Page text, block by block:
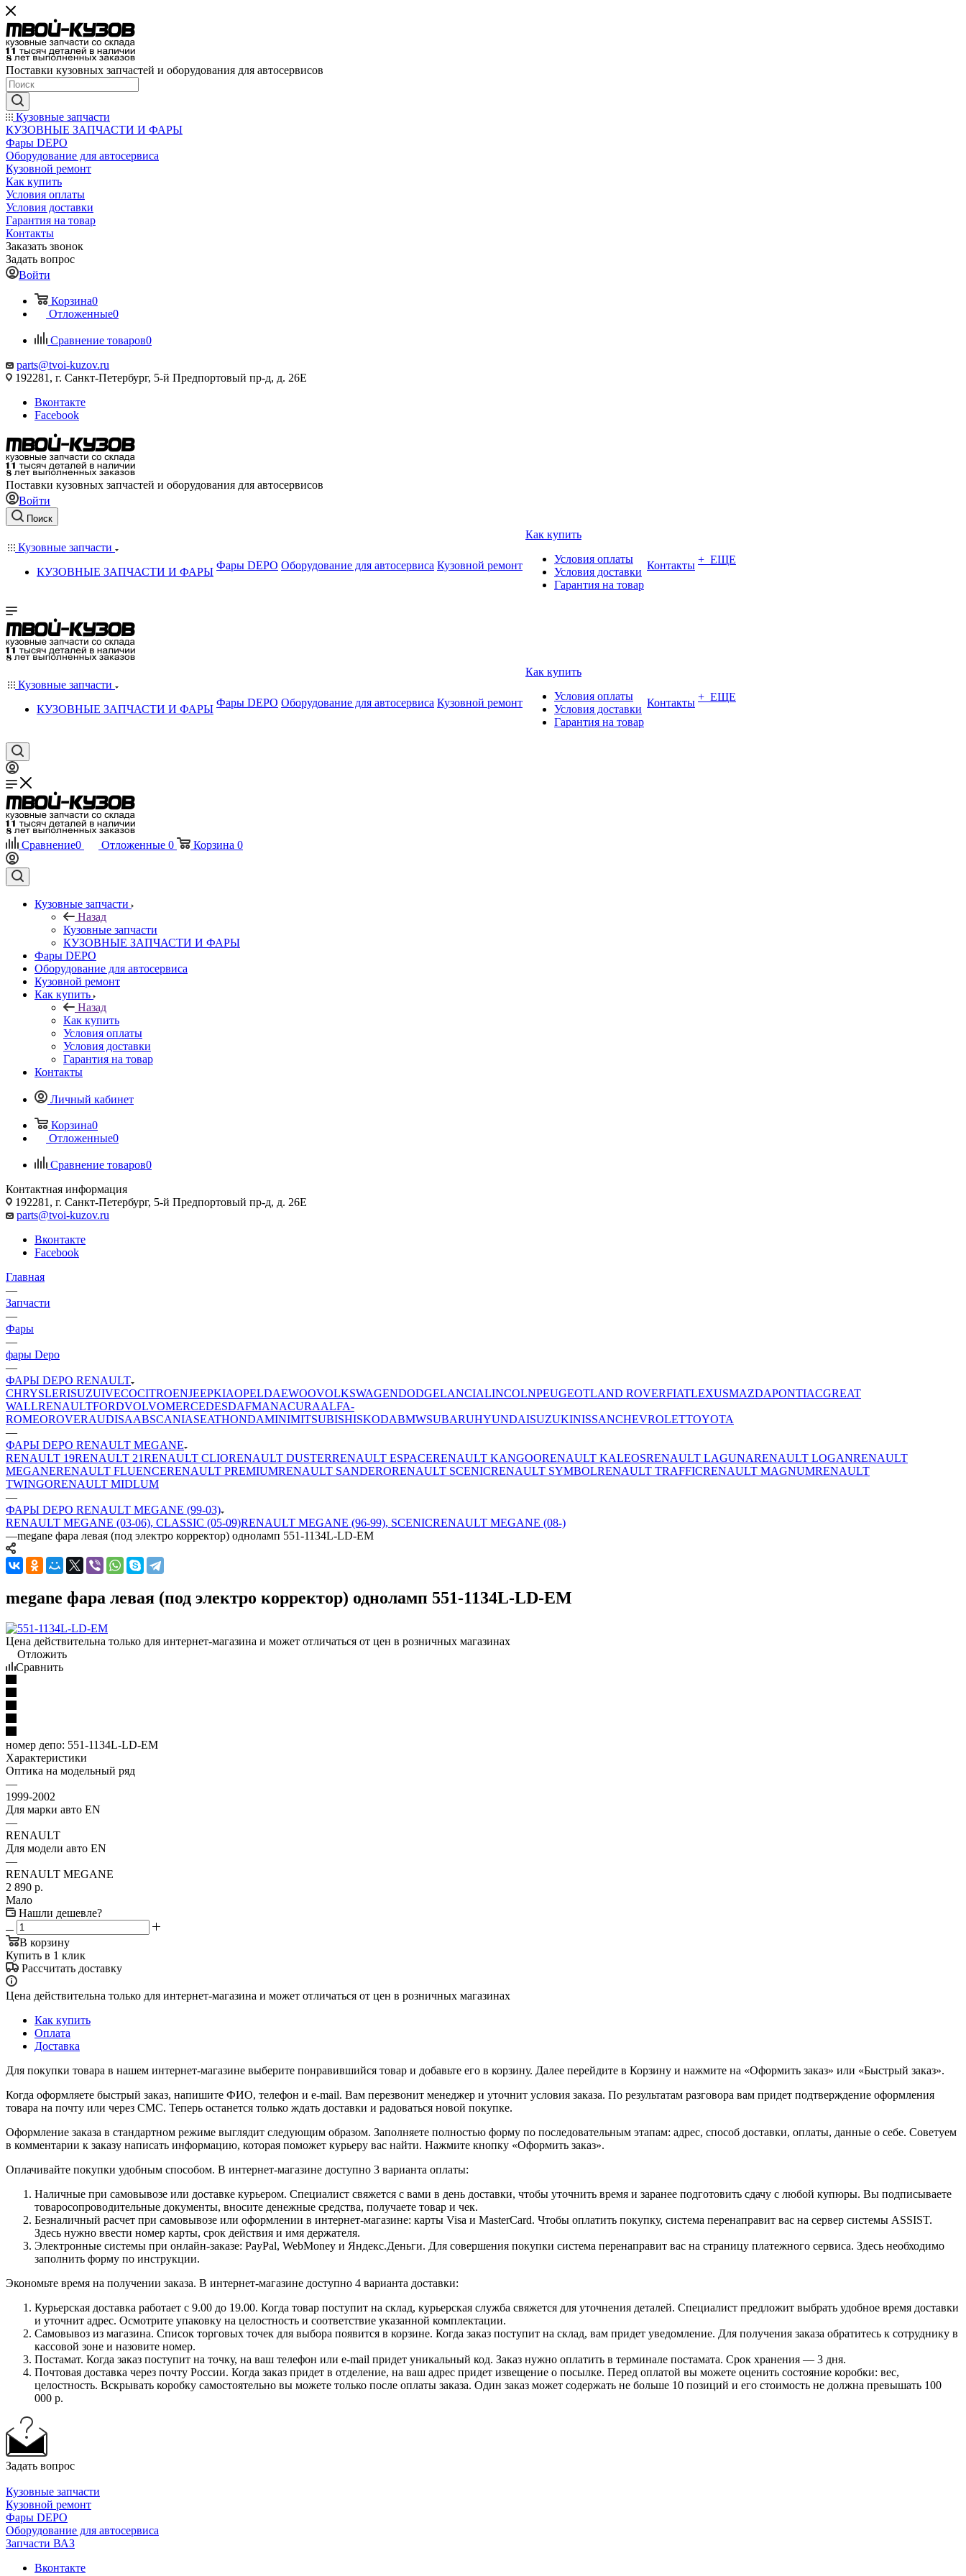
Поставки кузовных запчастей и оборудования для автосервисов
Кузовные запчасти
КУЗОВНЫЕ ЗАПЧАСТИ И ФАРЫ
Фары DEPO
Оборудование для автосервиса
Кузовной ремонт
Как купить
Условия оплаты
Условия доставки
Гарантия на товар
Контакты
Заказать звонок
Задать вопрос
Войти
Корзина0
Отложенные0
Сравнение товаров0
parts@tvoi-kuzov.ru
192281, г. Санкт-Петербург, 5-й Предпортовый пр-д, д. 26Е
Вконтакте
Facebook
Поставки кузовных запчастей и оборудования для автосервисов
Войти
Поиск
Кузовные запчасти
КУЗОВНЫЕ ЗАПЧАСТИ И ФАРЫ
Фары DEPO Оборудование для автосервиса Кузовной ремонт
Как купить
Условия оплаты
Условия доставки
Гарантия на товар
Контакты + ЕЩЕ
Кузовные запчасти
КУЗОВНЫЕ ЗАПЧАСТИ И ФАРЫ
Фары DEPO Оборудование для автосервиса Кузовной ремонт
Как купить
Условия оплаты
Условия доставки
Гарантия на товар
Контакты + ЕЩЕ
Сравнение0 Отложенные 0 Корзина 0
Кузовные запчасти
Назад
Кузовные запчасти
КУЗОВНЫЕ ЗАПЧАСТИ И ФАРЫ
Фары DEPO
Оборудование для автосервиса
Кузовной ремонт
Как купить
Назад
Как купить
Условия оплаты
Условия доставки
Гарантия на товар
Контакты
Личный кабинет
Корзина0
Отложенные0
Сравнение товаров0
Контактная информация
192281, г. Санкт-Петербург, 5-й Предпортовый пр-д, д. 26Е
parts@tvoi-kuzov.ru
Вконтакте
Facebook
Главная
—
Запчасти
—
Фары
—
фары Depo
—
ФАРЫ DEPO RENAULT
CHRYSLERISUZUIVECOCITROENJEEPKIAOPELDAEWOOVOLKSWAGENDODGELANCIALINCOLNPEUGEOTLAND ROVERFIATLEXUSMAZDAPONTIACGREAT
WALLRENAULTFORDVOLVOMERCEDESDAFMANACURAALFA-
ROMEOROVERAUDISAABSCANIASEATHONDAMINIMITSUBISHISKODABMWSUBARUHYUNDAISUZUKINISSANCHEVROLETTOYOTA
—
ФАРЫ DEPO RENAULT MEGANE
RENAULT 19RENAULT 21RENAULT CLIORENAULT DUSTERRENAULT ESPACERENAULT KANGOORENAULT KALEOSRENAULT LAGUNARENAULT LOGANRENAULT
MEGANERENAULT FLUENCERENAULT PREMIUMRENAULT SANDERORENAULT SCENICRENAULT SYMBOLRENAULT TRAFFICRENAULT MAGNUMRENAULT
TWINGORENAULT MIDLUM
—
ФАРЫ DEPO RENAULT MEGANE (99-03)
RENAULT MEGANE (03-06), CLASSIC (05-09)RENAULT MEGANE (96-99), SCENICRENAULT MEGANE (08-)
—megane фара левая (под электро корректор) одноламп 551-1134L-LD-EM
megane фара левая (под электро корректор) одноламп 551-1134L-LD-EM
Цена действительна только для интернет-магазина и может отличаться от цен в розничных магазинах
Отложить
Сравнить
номер депо: 551-1134L-LD-EM
Характеристики
Оптика на модельный ряд
—
1999-2002
Для марки авто EN
—
RENAULT
Для модели авто EN
—
RENAULT MEGANE
2 890 р.
Мало
Нашли дешевле?
В корзину
Купить в 1 клик
Рассчитать доставку
Цена действительна только для интернет-магазина и может отличаться от цен в розничных магазинах
Как купить
Оплата
Доставка
Для покупки товара в нашем интернет-магазине выберите понравившийся товар и добавьте его в корзину. Далее перейдите в Корзину и нажмите на «Оформить заказ» или «Быстрый заказ».
Когда оформляете быстрый заказ, напишите ФИО, телефон и e-mail. Вам перезвонит менеджер и уточнит условия заказа. По результатам разговора вам придет подтверждение оформления
товара на почту или через СМС. Теперь останется только ждать доставки и радоваться новой покупке.
Оформление заказа в стандартном режиме выглядит следующим образом. Заполняете полностью форму по последовательным этапам: адрес, способ доставки, оплаты, данные о себе. Советуем
в комментарии к заказу написать информацию, которая поможет курьеру вас найти. Нажмите кнопку «Оформить заказ».
Оплачивайте покупки удобным способом. В интернет-магазине доступно 3 варианта оплаты:
Наличные при самовывозе или доставке курьером. Специалист свяжется с вами в день доставки, чтобы уточнить время и заранее подготовить сдачу с любой купюры. Вы подписываете
товаросопроводительные документы, вносите денежные средства, получаете товар и чек.
Безналичный расчет при самовывозе или оформлении в интернет-магазине: карты Visa и MasterCard. Чтобы оплатить покупку, система перенаправит вас на сервер системы ASSIST.
Здесь нужно ввести номер карты, срок действия и имя держателя.
Электронные системы при онлайн-заказе: PayPal, WebMoney и Яндекс.Деньги. Для совершения покупки система перенаправит вас на страницу платежного сервиса. Здесь необходимо
заполнить форму по инструкции.
Экономьте время на получении заказа. В интернет-магазине доступно 4 варианта доставки:
Курьерская доставка работает с 9.00 до 19.00. Когда товар поступит на склад, курьерская служба свяжется для уточнения деталей. Специалист предложит выбрать удобное время доставки
и уточнит адрес. Осмотрите упаковку на целостность и соответствие указанной комплектации.
Самовывоз из магазина. Список торговых точек для выбора появится в корзине. Когда заказ поступит на склад, вам придет уведомление. Для получения заказа обратитесь к сотруднику в
кассовой зоне и назовите номер.
Постамат. Когда заказ поступит на точку, на ваш телефон или e-mail придет уникальный код. Заказ нужно оплатить в терминале постамата. Срок хранения — 3 дня.
Почтовая доставка через почту России. Когда заказ придет в отделение, на ваш адрес придет извещение о посылке. Перед оплатой вы можете оценить состояние коробки: вес,
целостность. Вскрывать коробку самостоятельно вы можете только после оплаты заказа. Один заказ может содержать не больше 10 позиций и его стоимость не должна превышать 100
000 р.
Задать вопрос
Кузовные запчасти
Кузовной ремонт
Фары DEPO
Оборудование для автосервиса
Запчасти ВАЗ
Вконтакте